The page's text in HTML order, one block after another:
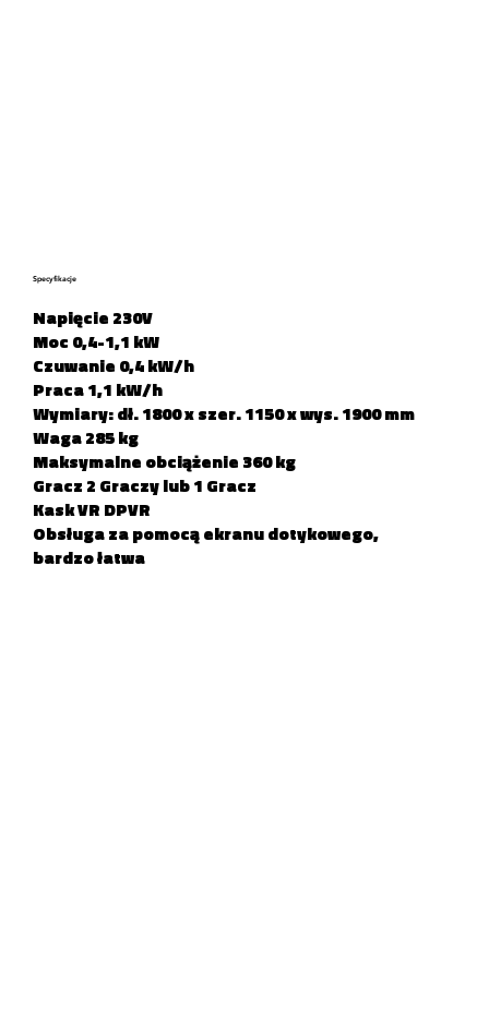
Specyfikacje
Napięcie 230V
Moc 0,4-1,1 kW
Czuwanie 0,4 kW/h
Praca 1,1 kW/h
Wymiary: dł. 1800 x szer. 1150 x wys. 1900 mm
Waga 285 kg
Maksymalne obciążenie 360 kg
Gracz 2 Graczy lub 1 Gracz
Kask VR DPVR
Obsługa za pomocą ekranu dotykowego,
bardzo łatwa